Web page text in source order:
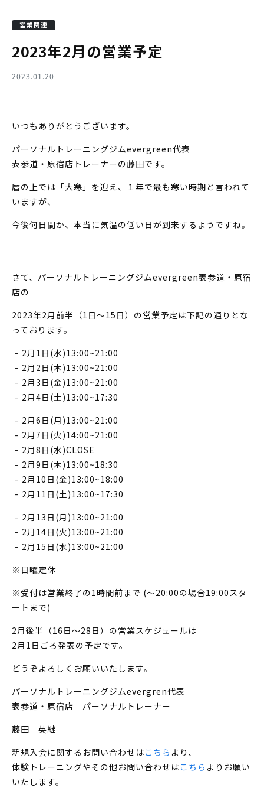
営業関連
2023年2月の営業予定
2023.01.20
いつもありがとうございます。
パーソナルトレーニングジムevergreen代表
表参道・原宿店トレーナーの藤田です。
暦の上では「大寒」を迎え、１年で最も寒い時期と言われて
いますが、
今後何日間か、本当に気温の低い日が到来するようですね。
さて、パーソナルトレーニングジムevergreen表参道・原宿
店の
2023年2月前半（1日～15日）の営業予定は下記の通りとな
っております。
2月1日(水)13:00~21:00
2月2日(木)13:00~21:00
2月3日(金)13:00~21:00
2月4日(土)13:00~17:30
2月6日(月)13:00~21:00
2月7日(火)14:00~21:00
2月8日(水)CLOSE
2月9日(木)13:00~18:30
2月10日(金)13:00~18:00
2月11日(土)13:00~17:30
2月13日(月)13:00~21:00
2月14日(火)13:00~21:00
2月15日(水)13:00~21:00
※日曜定休
※受付は営業終了の1時間前まで (〜20:00の場合19:00スタ
ートまで)
2月後半（16日～28日）の営業スケジュールは
2月1日ごろ発表の予定です。
どうぞよろしくお願いいたします。
パーソナルトレーニングジムevergren代表
表参道・原宿店 パーソナルトレーナー
藤田 英継
新規入会に関するお問い合わせはこちら より、
体験トレーニングやその他お問い合わせはこちら よりお願い
いたします。